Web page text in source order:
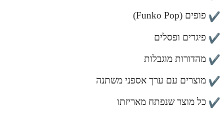
פופים (Funko Pop)
פיגרים ופסלים
מהדורות מוגבלות
מוצרים עם ערך אספני משתנה
כל מוצר שנפתח מאריזתו